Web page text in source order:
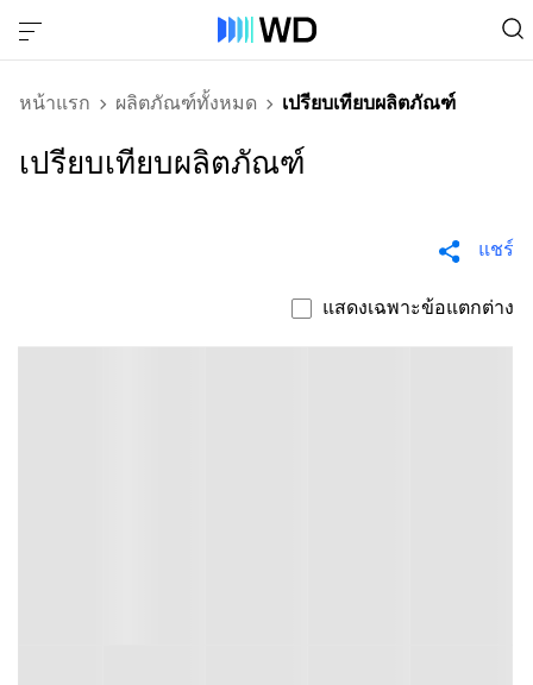
หน้าแรก ผลิตภัณฑ์ทั้งหมด เปรียบเทียบผลิตภัณฑ์
เปรียบเทียบผลิตภัณฑ์
แชร์
แสดงเฉพาะข้อแตกต่าง